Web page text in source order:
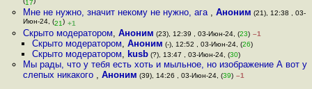
17
Мне не нужно, значит некому не нужно, ага , Аноним (21), 12:38 , 03-
Июн-24, (21) +1
Скрыто модератором, Аноним (23), 12:39 , 03-Июн-24, (23) –1
Скрыто модератором, Аноним (-), 12:52 , 03-Июн-24, (26)
Скрыто модератором, kusb(?), 13:47 , 03-Июн-24, (30)
Мы рады, что у тебя есть хоть и мыльное, но изображение А вот у
слепых никакого , Аноним (39), 14:26 , 03-Июн-24, (39) –1